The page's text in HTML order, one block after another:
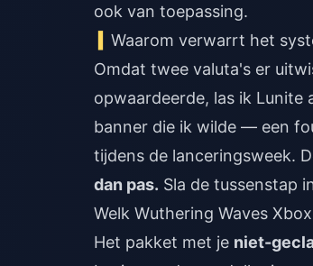
ook van toepassing.
Waarom verwarrt het
Omdat twee valuta's er
opwaardeerde, las ik
banner die ik wilde — een
tijdens de lanceringsweek.
dan pas. Sla de tussenstap
Welk Wuthering Waves
Het pakket met je niet-